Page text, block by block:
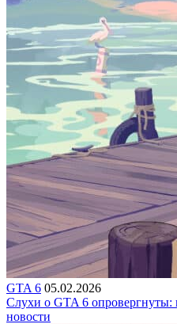
GTA 6 05.02.2026
Слухи о GTA 6 опровергнуты:
новости